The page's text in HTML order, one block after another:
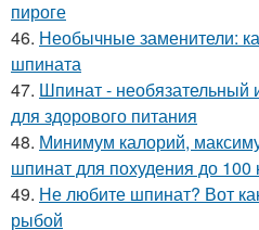
пироге
46. Необычные заменители:
шпината
47. Шпинат - необязательный
для здорового питания
48. Минимум калорий,
шпинат для похудения до 100
49. Не любите шпинат? Вот
рыбой